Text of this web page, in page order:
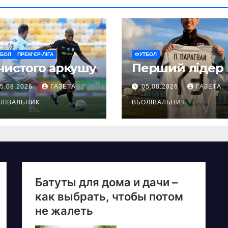
ПРЕМ’ЄР-ЛІГА
аркушу
ГАЗЕТА
ФУТБОЛ
Перший лідер
05.08.2026 ГАЗЕТА
ВБОЛІВАЛЬНИК